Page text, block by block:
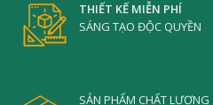
THIẾT KẾ MIỄN PHÍ
SÁNG TẠO ĐỘC QUYỀN
SẢN PHẨM CHẤT LƯỢNG